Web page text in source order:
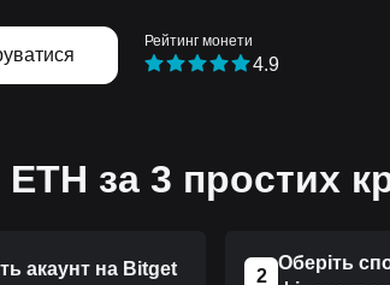
Рейтинг монети
4.9
ETH за 3 простих
акаунт на Bitget 2
Оберіть